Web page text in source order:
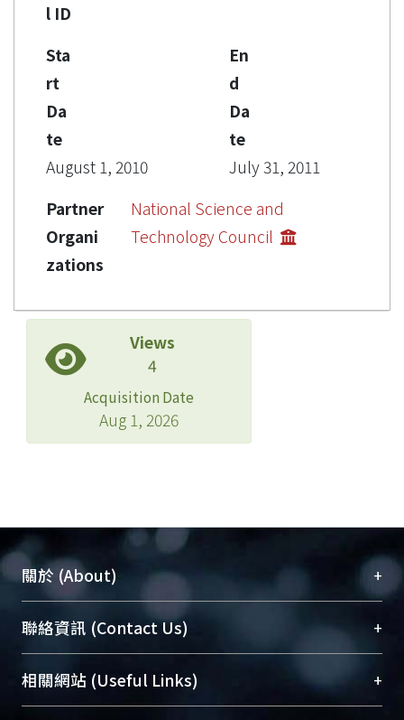
l ID
Sta
rt
Da
te
August 1, 2010
En
d
Da
te
July 31, 2011
Partner
Organi
zations
National Science and
Technology Council
Views
4
Acquisition Date
Aug 1, 2026
關於 (About) +
臺大位居世界頂尖大學之列，為永久珍藏及向國際
展現本校豐碩的研究成果及學術能量，圖書館整合
機構典藏（NTUR）與學術庫（AH）不同功能平
台，成為臺大學術典藏NTU scholars。期能整合研
聯絡資訊 (Contact Us) +
總館學科館員(Main Library)
醫學圖書館學科館員(Medical Library)
相關網站 (Useful Links) +